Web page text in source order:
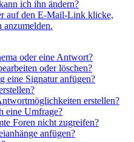
ich ihn ändern?
auf den E-Mail-Link klicke,
anzumelden.
oder eine Antwort?
oder löschen?
eine Signatur anfügen?
erstellen?
eine Umfrage?
Foren nicht zugreifen?
anfügen?